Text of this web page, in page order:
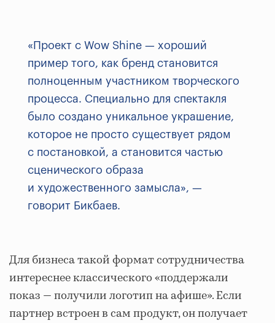
«Проект с Wow Shine — хороший
пример того, как бренд становится
полноценным участником творческого
процесса. Специально для спектакля
было создано уникальное украшение,
которое не просто существует рядом
с постановкой, а становится частью
сценического образа
и художественного замысла», —
говорит Бикбаев.
Для бизнеса такой формат сотрудничества
интереснее классического «поддержали
показ — получили логотип на афише». Если
партнер встроен в сам продукт, он получает